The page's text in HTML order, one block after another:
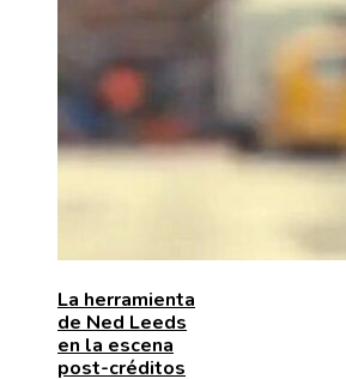
La herramienta
de Ned Leeds
en la escena
post-créditos